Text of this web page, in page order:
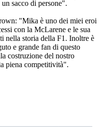
sacco di persone".
"Mika è uno dei miei eroi
con la McLarene e le sua
nella storia della F1. Inoltre è
e grande fan di questo
costruzione del nostro
piena competitività".